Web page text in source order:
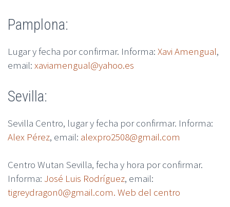
Pamplona:
Lugar y fecha por confirmar. Informa: Xavi Amengual,
email: xaviamengual@yahoo.es
Sevilla:
Sevilla Centro, lugar y fecha por confirmar. Informa:
Alex Pérez, email: alexpro2508@gmail.com
Centro Wutan Sevilla, fecha y hora por confirmar.
Informa: José Luis Rodríguez, email:
tigreydragon0@gmail.com. Web del centro